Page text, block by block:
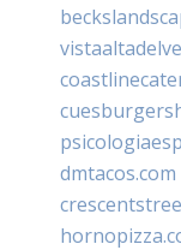
dmtacos.com